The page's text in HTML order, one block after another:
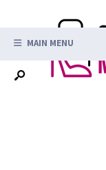
contentMAIN MENU